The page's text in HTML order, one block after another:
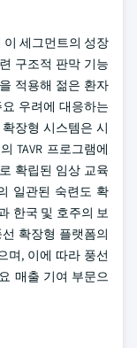
이 세그먼트의 성장
구조적 판막 기능
적용해 젊은 환자
우려에 대응하는
확장형 시스템은 시
TAVR 프로그램에
확립된 임상 교육
일관된 숙련도 확
한국 및 호주의 보
확장형 플랫폼의
며, 이에 따라 풍선
매출 기여 부문으